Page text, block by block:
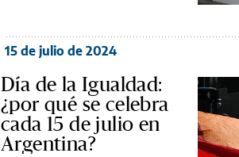
15 de julio de 2024
Día de la Igualdad:
¿por qué se celebra
cada 15 de julio en
Argentina?